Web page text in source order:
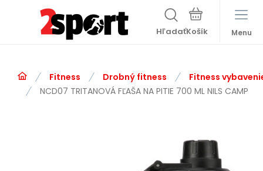
Hľadať Menu
Fitness Drobný fitness
Fitness
NCD07 TRITANOVÁ FĽAŠA NA PITIE 700 ML NILS CAMP